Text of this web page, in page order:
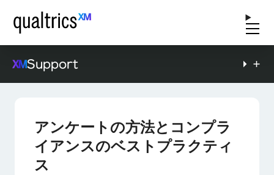
Support
アンケートの方法とコンプラ
イアンスのベストプラクティ
ス